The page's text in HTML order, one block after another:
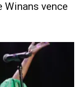
Winans vence